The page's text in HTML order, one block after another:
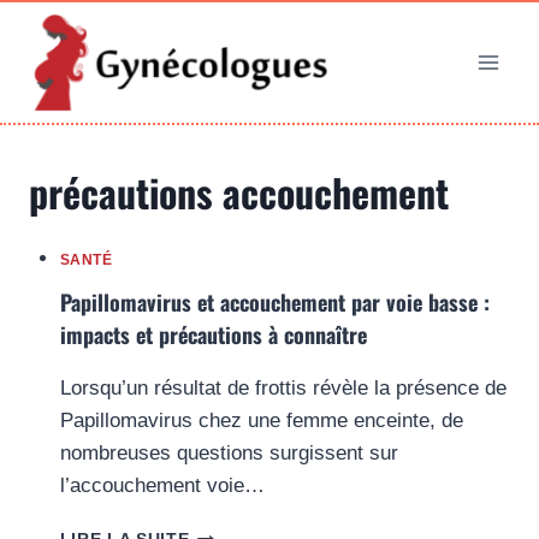
contenu
précautions accouchement
SANTÉ
Papillomavirus et accouchement par voie basse :
impacts et précautions à connaître
Lorsqu’un résultat de frottis révèle la présence de
Papillomavirus chez une femme enceinte, de
nombreuses questions surgissent sur
l’accouchement voie…
PAPILLOMAVIRUS